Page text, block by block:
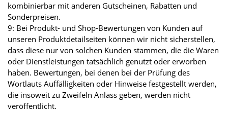
kombinierbar mit anderen Gutscheinen, Rabatten und
Sonderpreisen.
9: Bei Produkt- und Shop-Bewertungen von Kunden auf
unseren Produktdetailseiten können wir nicht sicherstellen,
dass diese nur von solchen Kunden stammen, die die Waren
oder Dienstleistungen tatsächlich genutzt oder erworben
haben. Bewertungen, bei denen bei der Prüfung des
Wortlauts Auffälligkeiten oder Hinweise festgestellt werden,
die insoweit zu Zweifeln Anlass geben, werden nicht
veröffentlicht.